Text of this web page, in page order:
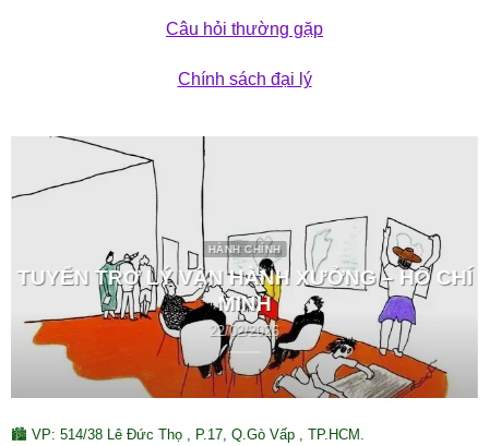
Câu hỏi thường gặp
Chính sách đại lý
HÀNH CHÍNH
TUYỂN TRỢ LÝ VẬN HÀNH XƯỞNG – HỒ CHÍ
MINH
22/02/2026
🏙 VP: 514/38 Lê Đức Thọ , P.17, Q.Gò Vấp , TP.HCM.